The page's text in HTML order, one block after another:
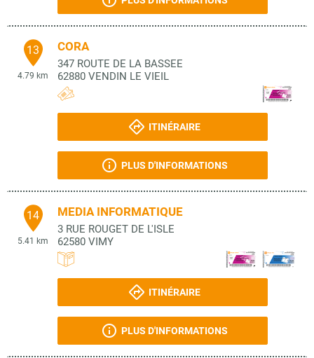
13
4.79 km
CORA
347 ROUTE DE LA BASSEE
62880 VENDIN LE VIEIL
ITINÉRAIRE
PLUS D'INFORMATIONS
14
5.41 km
MEDIA INFORMATIQUE
3 RUE ROUGET DE L'ISLE
62580 VIMY
ITINÉRAIRE
PLUS D'INFORMATIONS